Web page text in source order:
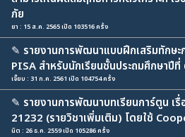
ภัย
ยา : 15 ส.ค. 2565 เปิด 103516 ครั้ง
✎ รายงานการพัฒนาแบบฝึกเสริมทักษะ
PISA สำหรับนักเรียนชั้นประถมศึกษาปีที่
เจี๊ยบ : 31 ก.ค. 2561 เปิด 104754 ครั้ง
✎ รายงานการพัฒนาบทเรียนการ์ตูน เ
21232 (รายวิชาเพิ่มเติม) โดยใช้
นิต : 26 ธ.ค. 2559 เปิด 105286 ครั้ง